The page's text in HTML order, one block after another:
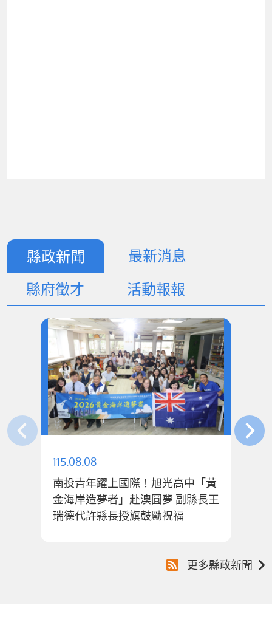
縣政新聞
最新消息
縣府徵才
活動報報
115.08.08
南投青年躍上國際！旭光高中「黃
金海岸造夢者」赴澳圓夢 副縣長王
瑞德代許縣長授旗鼓勵祝福
更多縣政新聞